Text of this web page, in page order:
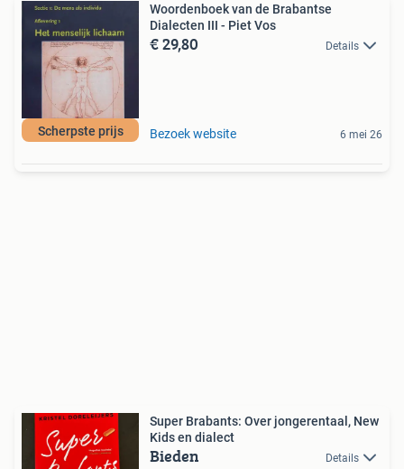
Scherpste prijs
Woordenboek van de Brabantse
Dialecten III - Piet Vos
€ 29,80 Details
Bezoek website 6 mei 26
Super Brabants: Over jongerentaal, New
Kids en dialect
Bieden Details